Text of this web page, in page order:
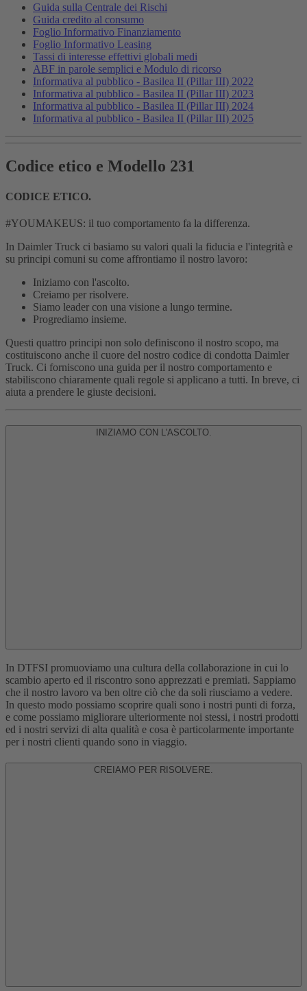
Guida sulla Centrale dei Rischi
Guida credito al consumo
Foglio Informativo Finanziamento
Foglio Informativo Leasing
Tassi di interesse effettivi globali medi
ABF in parole semplici e Modulo di ricorso
Informativa al pubblico - Basilea II (Pillar III) 2022
Informativa al pubblico - Basilea II (Pillar III) 2023
Informativa al pubblico - Basilea II (Pillar III) 2024
Informativa al pubblico - Basilea II (Pillar III) 2025
Codice etico e Modello 231
CODICE ETICO.
#YOUMAKEUS: il tuo comportamento fa la differenza.
In Daimler Truck ci basiamo su valori quali la fiducia e l'integrità e
su principi comuni su come affrontiamo il nostro lavoro:
Iniziamo con l'ascolto.
Creiamo per risolvere.
Siamo leader con una visione a lungo termine.
Progrediamo insieme.
Questi quattro principi non solo definiscono il nostro scopo, ma
costituiscono anche il cuore del nostro codice di condotta Daimler
Truck. Ci forniscono una guida per il nostro comportamento e
stabiliscono chiaramente quali regole si applicano a tutti. In breve, ci
aiuta a prendere le giuste decisioni.
INIZIAMO CON L'ASCOLTO.
In DTFSI promuoviamo una cultura della collaborazione in cui lo
scambio aperto ed il riscontro sono apprezzati e premiati. Sappiamo
che il nostro lavoro va ben oltre ciò che da soli riusciamo a vedere.
In questo modo possiamo scoprire quali sono i nostri punti di forza,
e come possiamo migliorare ulteriormente noi stessi, i nostri prodotti
ed i nostri servizi di alta qualità e cosa è particolarmente importante
per i nostri clienti quando sono in viaggio.
CREIAMO PER RISOLVERE.